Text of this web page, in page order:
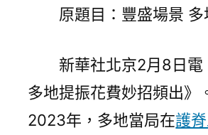
原題目：豐盛場景 多
新華社北京2月8日
多地提振花費妙招頻出》
2023年，多地當局在護